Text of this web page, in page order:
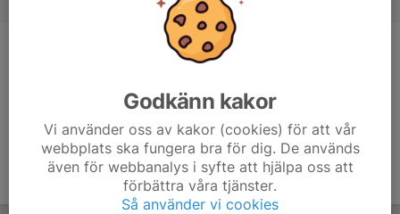
Tränare
Godkänn kakor
Vi använder oss av kakor (cookies) för att vår
webbplats ska fungera bra för dig. De används
även för webbanalys i syfte att hjälpa oss att
förbättra våra tjänster.
Så använder vi cookies